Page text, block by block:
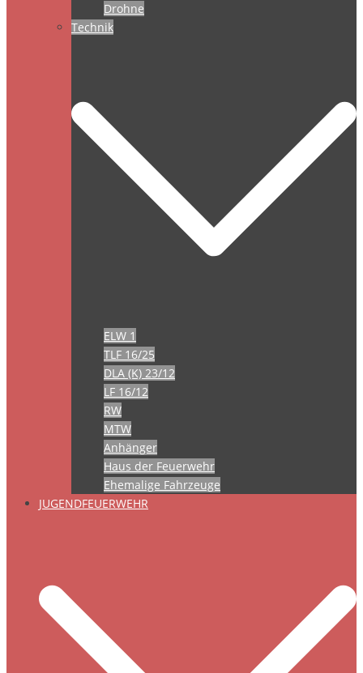
Drohne
Technik
ELW 1
TLF 16/25
DLA (K) 23/12
LF 16/12
RW
MTW
Anhänger
Haus der Feuerwehr
Ehemalige Fahrzeuge
JUGENDFEUERWEHR